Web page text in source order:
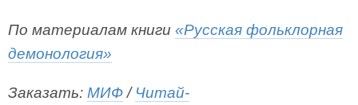
По материалам книги «Русская фольклорная
демонология»
Заказать: МИФ/ Читай-